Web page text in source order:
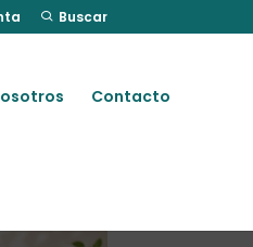
Buscar
Contacto